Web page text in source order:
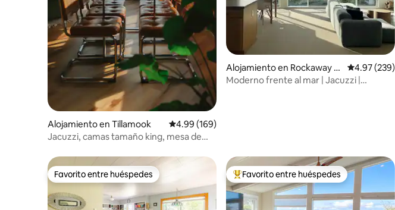
Alojamiento en Tillamook Calificación promedio: 4.99 de 5, 169 reseñas
4.99 (169)
Jacuzzi, camas tamaño king, mesa de
Alojamiento en Rockaway B
each
Calificación
4.97 (239)
Moderno frente al mar | Jacuzzi |
Favorito entre huéspedes
Favorito entre huéspedes Favorito entre huéspedes preferido
Favorito entre huéspedes